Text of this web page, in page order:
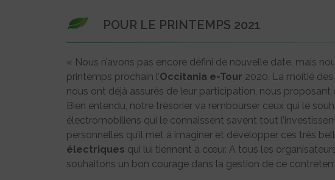
POUR LE PRINTEMPS 2021
« Nous n’avons pas encore défini de nouvelle date, mais
printemps prochain l’Occitania e-Tour 2020. La moitié
nous ont déjà assurés de leur participation, nous
Bien entendu, notre trésorier va rembourser ceux qui le
électromobiliens qui le connaissent savent tout
personnelles qu’il met à imaginer et développer ces très
électriques qui lui tiennent à cœur. A tous les
souhaitons un bon courage dans la gestion de ce